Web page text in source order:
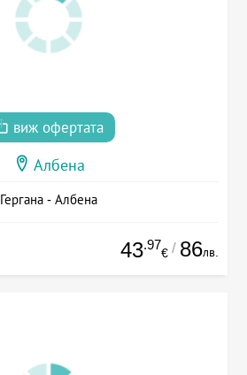
виж офертата
Албена
Гергана - Албена
43.97
€ / 86лв.